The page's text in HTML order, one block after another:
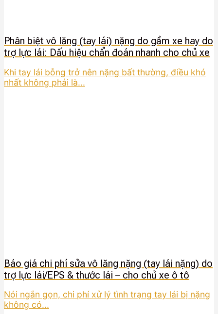
Phân biệt vô lăng (tay lái) nặng do gầm xe hay do
trợ lực lái: Dấu hiệu chẩn đoán nhanh cho chủ xe
Khi tay lái bỗng trở nên nặng bất thường, điều khó
nhất không phải là...
Báo giá chi phí sửa vô lăng nặng (tay lái nặng) do
trợ lực lái/EPS & thước lái – cho chủ xe ô tô
Nói ngắn gọn, chi phí xử lý tình trạng tay lái bị nặng
không có...